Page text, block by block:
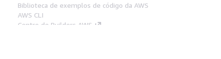
Biblioteca de exemplos de código da AWS
AWS CLI
Centro de Builders AWS